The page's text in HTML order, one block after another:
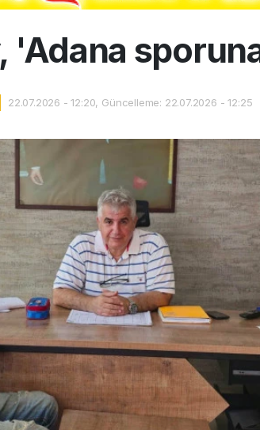
'Adana
22.07.2026 - 12:20, Güncelleme: 22.07.2026 - 12:25